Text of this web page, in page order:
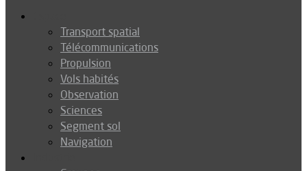
Transport spatial
Télécommunications
Propulsion
Vols habités
Observation
Sciences
Segment sol
Navigation